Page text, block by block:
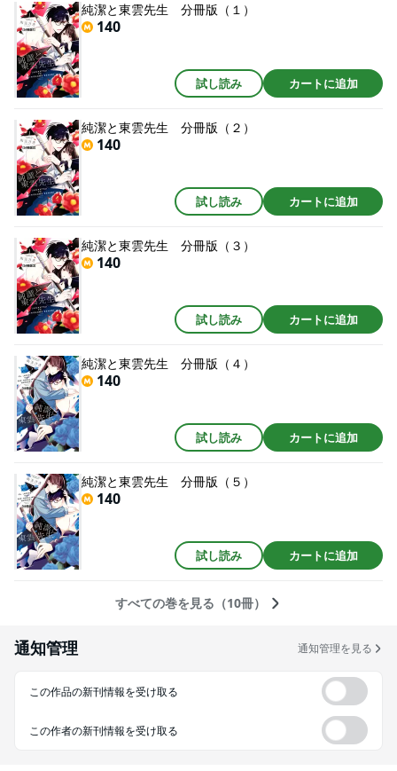
純潔と東雲先生 分冊版（１）
140
試し読み カートに追加
純潔と東雲先生 分冊版（２）
140
試し読み カートに追加
純潔と東雲先生 分冊版（３）
140
試し読み カートに追加
純潔と東雲先生 分冊版（４）
140
試し読み カートに追加
純潔と東雲先生 分冊版（５）
140
試し読み カートに追加
すべての巻を見る（10冊）
通知管理 通知管理を見る
この作品の新刊情報を受け取る
この作者の新刊情報を受け取る